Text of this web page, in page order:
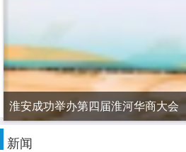
淮安成功举办第四届淮河华商大会
新闻